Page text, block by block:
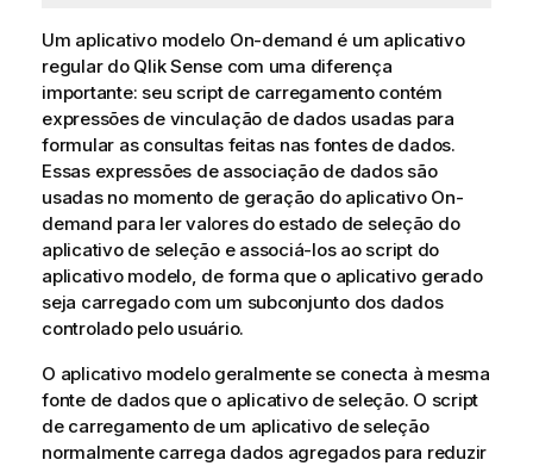
Um aplicativo modelo On-demand é um aplicativo
regular do Qlik Sensecom uma diferença
importante: seu script de carregamento contém
expressões de vinculação de dados usadas para
formular as consultas feitas nas fontes de dados.
Essas expressões de associação de dados são
usadas no momento de geração do aplicativo On-
demand para ler valores do estado de seleção do
aplicativo de seleção e associá-los ao script do
aplicativo modelo, de forma que o aplicativo gerado
seja carregado com um subconjunto dos dados
controlado pelo usuário.
O aplicativo modelo geralmente se conecta à mesma
fonte de dados que o aplicativo de seleção. O script
de carregamento de um aplicativo de seleção
normalmente carrega dados agregados para reduzir